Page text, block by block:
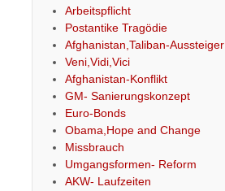
Arbeitspflicht
Postantike Tragödie
Afghanistan,Taliban-Aussteiger
Veni,Vidi,Vici
Afghanistan-Konflikt
GM- Sanierungskonzept
Euro-Bonds
Obama,Hope and Change
Missbrauch
Umgangsformen- Reform
AKW- Laufzeiten